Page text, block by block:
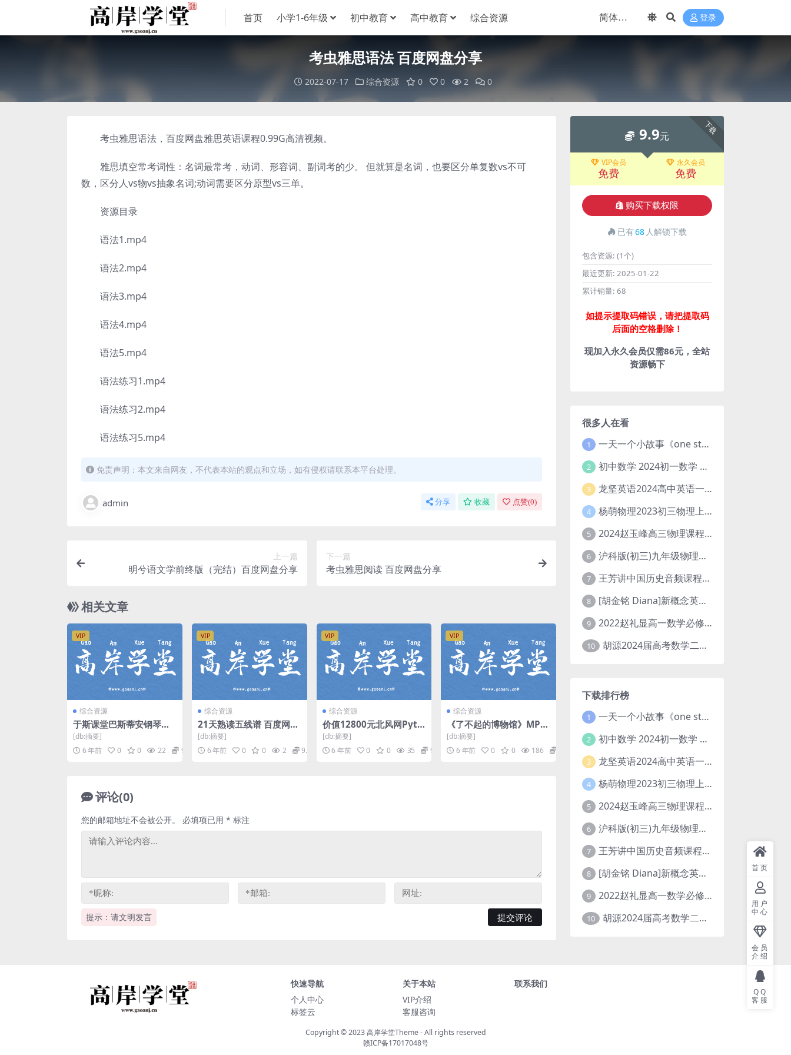
首页 小学1-6年级 初中教育 高中教育 综合资源 登录
考虫雅思语法 百度网盘分享
2022-07-17 综合资源 0 0 2 0
考虫雅思语法，百度网盘雅思英语课程0.99G高清视频。
雅思填空常考词性：名词最常考，动词、形容词、副词考的少。 但就算是名词，也要区分单复数vs不可
数，区分人vs物vs抽象名词;动词需要区分原型vs三单。
资源目录
语法1.mp4
语法2.mp4
语法3.mp4
语法4.mp4
语法5.mp4
语法练习1.mp4
语法练习2.mp4
语法练习5.mp4
免责声明：本文来自网友，不代表本站的观点和立场，如有侵权请联系本平台处理。
admin 分享 收藏 点赞(0)
上一篇
明兮语文学前终版（完结）百度网盘分享
下一篇
考虫雅思阅读 百度网盘分享
相关文章
VIP
综合资源
于斯课堂巴斯蒂安钢琴教
程第一册（88课时原价19
8元）百度网盘
[db:摘要]
6 年前
0 0 22 9.9
VIP
综合资源
21天熟读五线谱 百度网盘
下载
[db:摘要]
6 年前
0 0 2 9.9
VIP
综合资源
价值12800元北风网Pyth
on零基础人工智能就业课
程全套视频（高清打包）
百度网盘
[db:摘要]
6 年前
0 0 35 9.9
VIP
综合资源
《了不起的博物馆》MP3
音频格式 百度网盘下载
[db:摘要]
6 年前
0 0 186
评论(0)
提示：请文明发言
您的邮箱地址不会被公开。 必填项已用 * 标注
下载
9.9元
VIP会员
免费
永久会员
免费
购买下载权限
已有68 人解锁下载
包含资源: (1个)
最近更新: 2025-01-22
累计销量: 68
如提示提取码错误，请把提取码
后面的空格删除！
现加入永久会员仅需86元，全站
资源畅下
很多人在看
1 一天一个小故事《one story a day》初中版 百度网盘分享下载
2 初中数学 2024初一数学 朱韬数学 S班春季下 A+班春季下 百度云网盘
3 龙坚英语2024高中英语一轮系统班(全国卷+北京卷)
4 杨萌物理2023初三物理上秋季A+班(视频+讲义) 百度网盘分享
5 2024赵玉峰高三物理课程24年高考物理一轮复习网课教程
6 沪科版(初三)九年级物理全一册网课教学视频全集(录播版 杜春雨 66讲)
7 王芳讲中国历史音频课程全集(上下五千年)
8 [胡金铭 Diana]新概念英语第1册教学视频课程(全集 百度网盘下载)
9 2022赵礼显高一数学必修一课程视频资源(秋季班 含讲义)百度网盘云
10 胡源2024届高考数学二轮寒假春季精讲 百度网盘分享
下载排行榜
1 一天一个小故事《one story a day》初中版 百度网盘分享下载
2 初中数学 2024初一数学 朱韬数学 S班春季下 A+班春季下 百度云网盘
3 龙坚英语2024高中英语一轮系统班(全国卷+北京卷)
4 杨萌物理2023初三物理上秋季A+班(视频+讲义) 百度网盘分享
5 2024赵玉峰高三物理课程24年高考物理一轮复习网课教程
6 沪科版(初三)九年级物理全一册网课教学视频全集(录播版 杜春雨 66讲)
7 王芳讲中国历史音频课程全集(上下五千年)
8 [胡金铭 Diana]新概念英语第1册教学视频课程(全集 百度网盘下载)
9 2022赵礼显高一数学必修一课程视频资源(秋季班 含讲义)百度网盘云
10 胡源2024届高考数学二轮寒假春季精讲 百度网盘分享
快速导航
个人中心
标签云
关于本站
VIP介绍
客服咨询
联系我们
Copyright © 2023高岸学堂Theme- All rights reserved
赣ICP备17017048号
首页
用户
中心
会员
介绍
QQ
客服